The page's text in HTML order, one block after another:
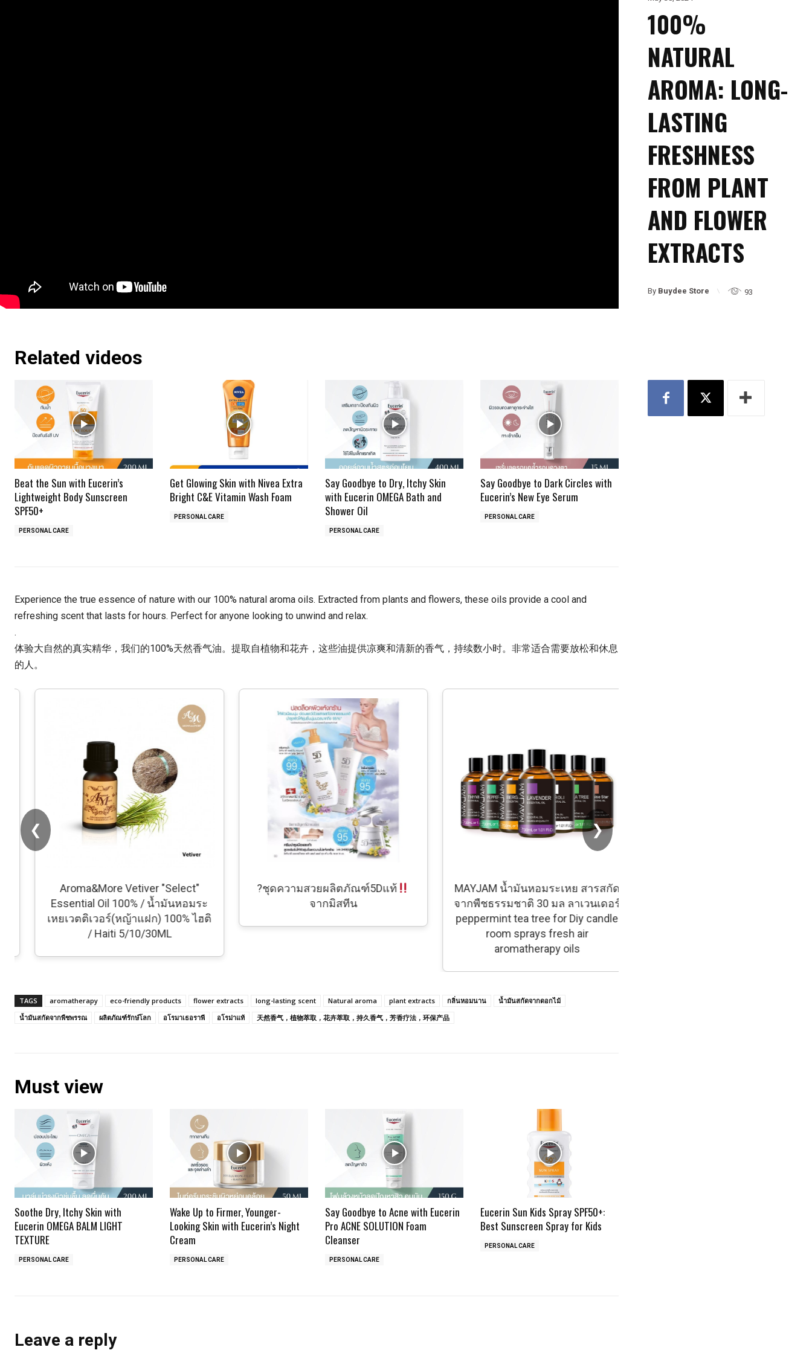
100%
NATURAL
AROMA: LONG-
LASTING
FRESHNESS
FROM PLANT
AND FLOWER
EXTRACTS
By Buydee Store 93
Related videos
Beat the Sun with Eucerin’s
Lightweight Body Sunscreen
SPF50+
PERSONAL CARE
Get Glowing Skin with Nivea Extra
Bright C&E Vitamin Wash Foam
PERSONAL CARE
Say Goodbye to Dry, Itchy Skin
with Eucerin OMEGA Bath and
Shower Oil
PERSONAL CARE
Say Goodbye to Dark Circles with
Eucerin’s New Eye Serum
PERSONAL CARE
Experience the true essence of nature with our 100% natural aroma oils. Extracted from plants and flowers, these oils provide a cool and
refreshing scent that lasts for hours. Perfect for anyone looking to unwind and relax.
.
体验大自然的真实精华，我们的100%天然香气油。提取自植物和花卉，这些油提供凉爽和清新的香气，持续数小时。非常适合需要放松和休息
的人。
Aroma&More Vetiver "Select"
Essential Oil 100% / น้ำมันหอมระ
เหยเวตติเวอร์(หญ้าแฝก) 100% ไฮติ
/ Haiti 5/10/30ML
?ชุดความสวยผลิตภัณฑ์5Dแท้
จากมิสทีน
MAYJAM น้ำมันหอมระเหย สารสกัด
จากพืชธรรมชาติ 30 มล ลาเวนเดอร์
peppermint tea tree for Diy candle
room sprays fresh air
aromatherapy oils
❮ ❯
TAGS aromatherapy eco-friendly products flower extracts long-lasting scent Natural aroma plant extracts กลิ่นหอมนาน
น้ำมันสกัดจากดอกไม้
น้ำมันสกัดจากพืชพรรณ
ผลิตภัณฑ์รักษ์โลก อโรมาเธอราพี อโรม่าแท้ 天然香气，植物萃取，花卉萃取，持久香气，芳香疗法，环保产品
Must view
Soothe Dry, Itchy Skin with
Eucerin OMEGA BALM LIGHT
TEXTURE
PERSONAL CARE
Wake Up to Firmer, Younger-
Looking Skin with Eucerin’s Night
Cream
PERSONAL CARE
Say Goodbye to Acne with Eucerin
Pro ACNE SOLUTION Foam
Cleanser
PERSONAL CARE
Eucerin Sun Kids Spray SPF50+:
Best Sunscreen Spray for Kids
PERSONAL CARE
Leave a reply